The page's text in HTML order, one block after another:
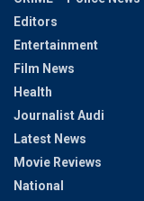
Editors
Entertainment
Film News
Health
Journalist Audi
Latest News
Movie Reviews
National